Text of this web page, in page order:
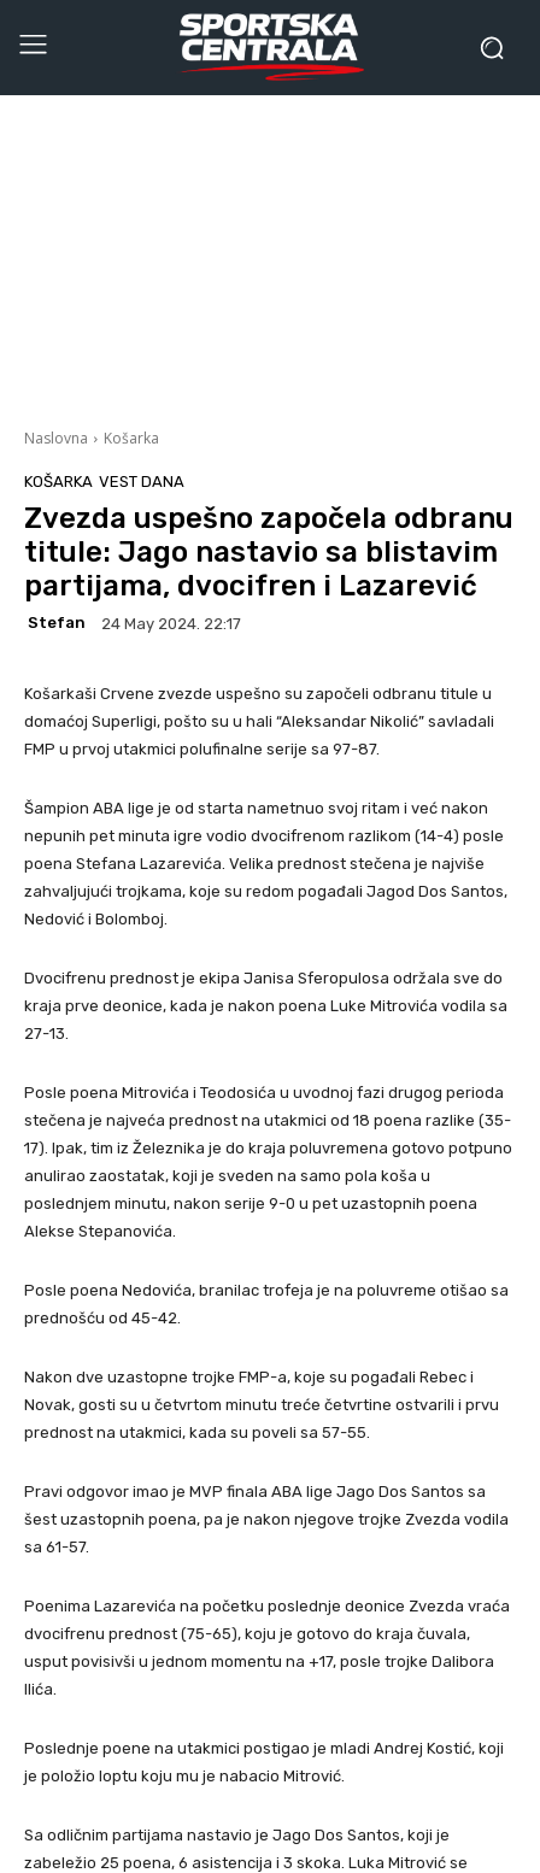
Naslovna Košarka
KOŠARKA VEST DANA
Zvezda uspešno započela odbranu
titule: Jago nastavio sa blistavim
partijama, dvocifren i Lazarević
Stefan 24 May 2024. 22:17
Košarkaši Crvene zvezde uspešno su započeli odbranu titule u
domaćoj Superligi, pošto su u hali “Aleksandar Nikolić” savladali
FMP u prvoj utakmici polufinalne serije sa 97-87.
Šampion ABA lige je od starta nametnuo svoj ritam i već nakon
nepunih pet minuta igre vodio dvocifrenom razlikom (14-4) posle
poena Stefana Lazarevića. Velika prednost stečena je najviše
zahvaljujući trojkama, koje su redom pogađali Jagod Dos Santos,
Nedović i Bolomboj.
Dvocifrenu prednost je ekipa Janisa Sferopulosa održala sve do
kraja prve deonice, kada je nakon poena Luke Mitrovića vodila sa
27-13.
Posle poena Mitrovića i Teodosića u uvodnoj fazi drugog perioda
stečena je najveća prednost na utakmici od 18 poena razlike (35-
17). Ipak, tim iz Železnika je do kraja poluvremena gotovo potpuno
anulirao zaostatak, koji je sveden na samo pola koša u
poslednjem minutu, nakon serije 9-0 u pet uzastopnih poena
Alekse Stepanovića.
Posle poena Nedovića, branilac trofeja je na poluvreme otišao sa
prednošću od 45-42.
Nakon dve uzastopne trojke FMP-a, koje su pogađali Rebec i
Novak, gosti su u četvrtom minutu treće četvrtine ostvarili i prvu
prednost na utakmici, kada su poveli sa 57-55.
Pravi odgovor imao je MVP finala ABA lige Jago Dos Santos sa
šest uzastopnih poena, pa je nakon njegove trojke Zvezda vodila
sa 61-57.
Poenima Lazarevića na početku poslednje deonice Zvezda vraća
dvocifrenu prednost (75-65), koju je gotovo do kraja čuvala,
usput povisivši u jednom momentu na +17, posle trojke Dalibora
Ilića.
Poslednje poene na utakmici postigao je mladi Andrej Kostić, koji
je položio loptu koju mu je nabacio Mitrović.
Sa odličnim partijama nastavio je Jago Dos Santos, koji je
zabeležio 25 poena, 6 asistencija i 3 skoka. Luka Mitrović se